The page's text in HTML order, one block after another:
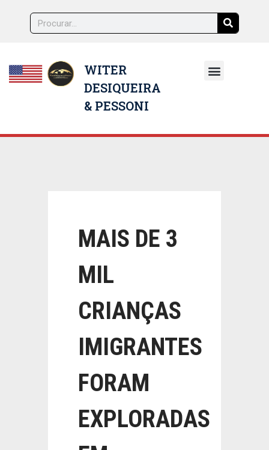
WITER
DESIQUEIRA
& PESSONI
MAIS DE 3
MIL
CRIANÇAS
IMIGRANTES
FORAM
EXPLORADAS